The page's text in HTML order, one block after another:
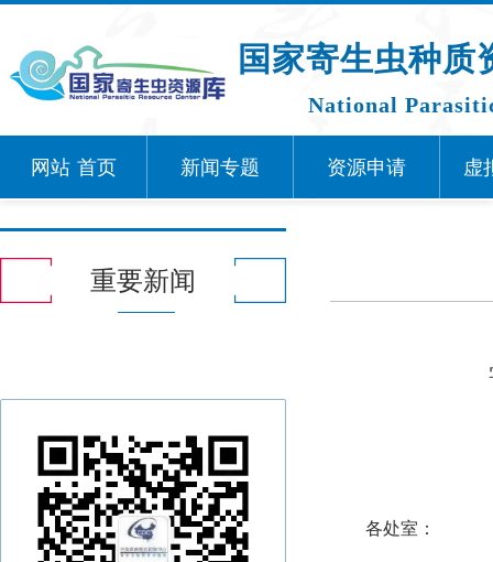
国家寄生虫种质
National
网站 首页 新闻专题 资源申请 虚
重要新闻
各处室：